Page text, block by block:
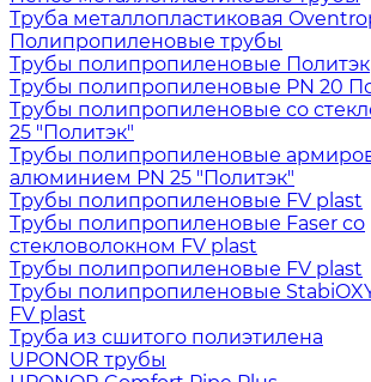
Труба металлопластиковая
Полипропиленовые трубы
Трубы полипропиленовые Политэк
Трубы полипропиленовые PN 20
Трубы полипропиленовые со
25 "Политэк"
Трубы полипропиленовые
алюминием PN 25 "Политэк"
Трубы полипропиленовые FV plast
Трубы полипропиленовые Faser со
стекловолокном FV plast
Трубы полипропиленовые FV plast
Трубы полипропиленовые
FV plast
Труба из сшитого полиэтилена
UPONOR трубы